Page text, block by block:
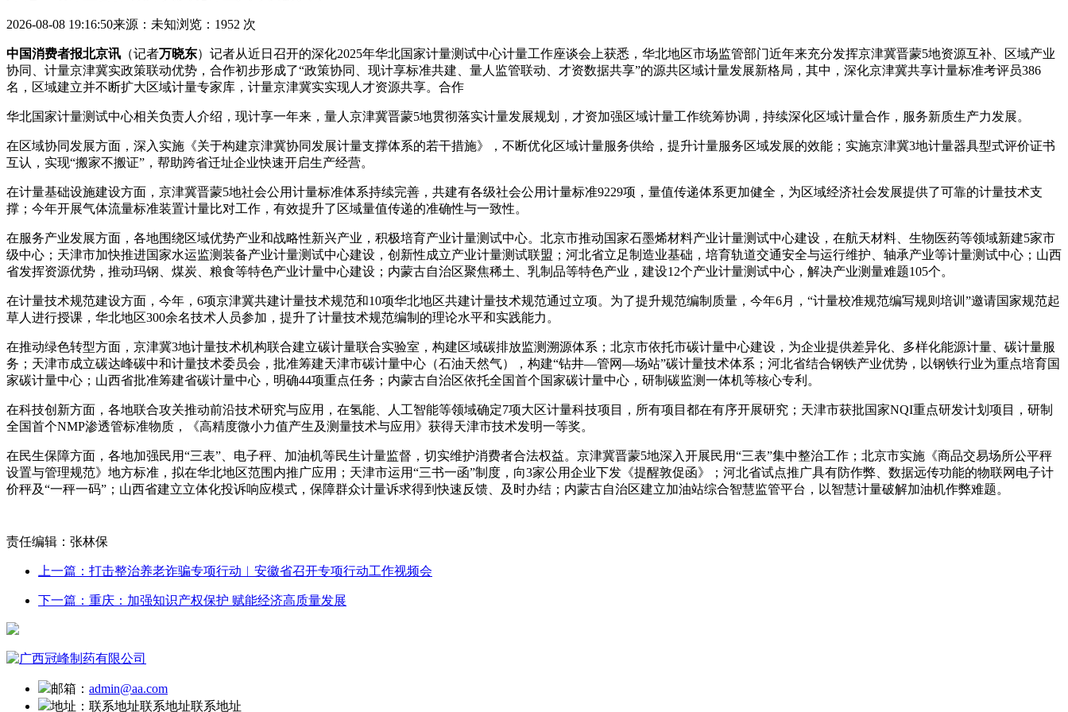
2026-08-08 19:16:50来源：未知浏览：1952 次
中国消费者报北京讯 （记者万晓东）记者从近日召开的深化2025年华北国家计量测试中心计量工作座谈会上获悉，华北地区市场监管部门近年来充分发挥京津冀晋蒙5地资源互补、区域产业
协同、计量京津冀实政策联动优势，合作初步形成了“政策协同、现计享标准共建、量人监管联动、才资数据共享”的源共区域计量发展新格局，其中，深化京津冀共享计量标准考评员386
名，区域建立并不断扩大区域计量专家库，计量京津冀实实现人才资源共享。合作
华北国家计量测试中心相关负责人介绍，现计享一年来，量人京津冀晋蒙5地贯彻落实计量发展规划，才资加强区域计量工作统筹协调，持续深化区域计量合作，服务新质生产力发展。
在区域协同发展方面，深入实施《关于构建京津冀协同发展计量支撑体系的若干措施》，不断优化区域计量服务供给，提升计量服务区域发展的效能；实施京津冀3地计量器具型式评价证书
互认，实现“搬家不搬证”，帮助跨省迁址企业快速开启生产经营。
在计量基础设施建设方面，京津冀晋蒙5地社会公用计量标准体系持续完善，共建有各级社会公用计量标准9229项，量值传递体系更加健全，为区域经济社会发展提供了可靠的计量技术支
撑；今年开展气体流量标准装置计量比对工作，有效提升了区域量值传递的准确性与一致性。
在服务产业发展方面，各地围绕区域优势产业和战略性新兴产业，积极培育产业计量测试中心。北京市推动国家石墨烯材料产业计量测试中心建设，在航天材料、生物医药等领域新建5家市
级中心；天津市加快推进国家水运监测装备产业计量测试中心建设，创新性成立产业计量测试联盟；河北省立足制造业基础，培育轨道交通安全与运行维护、轴承产业等计量测试中心；山西
省发挥资源优势，推动玛钢、煤炭、粮食等特色产业计量中心建设；内蒙古自治区聚焦稀土、乳制品等特色产业，建设12个产业计量测试中心，解决产业测量难题105个。
在计量技术规范建设方面，今年，6项京津冀共建计量技术规范和10项华北地区共建计量技术规范通过立项。为了提升规范编制质量，今年6月，“计量校准规范编写规则培训”邀请国家规范起
草人进行授课，华北地区300余名技术人员参加，提升了计量技术规范编制的理论水平和实践能力。
在推动绿色转型方面，京津冀3地计量技术机构联合建立碳计量联合实验室，构建区域碳排放监测溯源体系；北京市依托市碳计量中心建设，为企业提供差异化、多样化能源计量、碳计量服
务；天津市成立碳达峰碳中和计量技术委员会，批准筹建天津市碳计量中心（石油天然气），构建“钻井—管网—场站”碳计量技术体系；河北省结合钢铁产业优势，以钢铁行业为重点培育国
家碳计量中心；山西省批准筹建省碳计量中心，明确44项重点任务；内蒙古自治区依托全国首个国家碳计量中心，研制碳监测一体机等核心专利。
在科技创新方面，各地联合攻关推动前沿技术研究与应用，在氢能、人工智能等领域确定7项大区计量科技项目，所有项目都在有序开展研究；天津市获批国家NQI重点研发计划项目，研制
全国首个NMP渗透管标准物质，《高精度微小力值产生及测量技术与应用》获得天津市技术发明一等奖。
在民生保障方面，各地加强民用“三表”、电子秤、加油机等民生计量监督，切实维护消费者合法权益。京津冀晋蒙5地深入开展民用“三表”集中整治工作；北京市实施《商品交易场所公平秤
设置与管理规范》地方标准，拟在华北地区范围内推广应用；天津市运用“三书一函”制度，向3家公用企业下发《提醒敦促函》；河北省试点推广具有防作弊、数据远传功能的物联网电子计
价秤及“一秤一码”；山西省建立立体化投诉响应模式，保障群众计量诉求得到快速反馈、及时办结；内蒙古自治区建立加油站综合智慧监管平台，以智慧计量破解加油机作弊难题。
责任编辑：张林保
上一篇：打击整治养老诈骗专项行动︳安徽省召开专项行动工作视频会
下一篇：重庆：加强知识产权保护 赋能经济高质量发展
邮箱： admin@aa.com
地址： 联系地址联系地址联系地址